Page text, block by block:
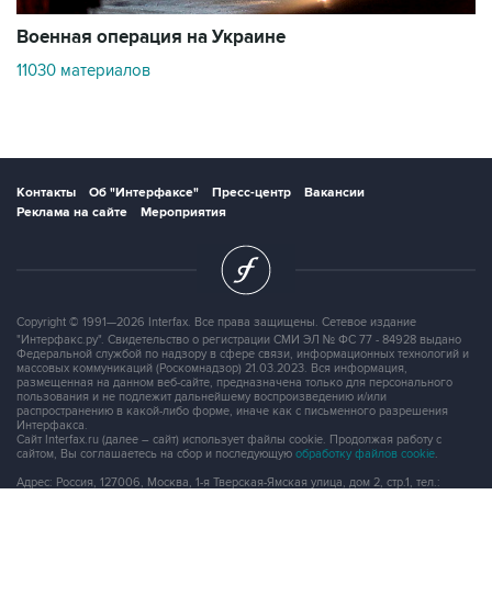
Военная операция на Украине
11030 материалов
Контакты Об "Интерфаксе" Пресс-центр
Вакансии
Реклама на сайте
Мероприятия
Copyright © 1991—2026 Interfax. Все права защищены. Сетевое издание
"Интерфакс.ру". Свидетельство о регистрации СМИ ЭЛ № ФС 77 - 84928 выдано
Федеральной службой по надзору в сфере связи, информационных технологий и
массовых коммуникаций (Роскомнадзор) 21.03.2023. Вся информация,
размещенная на данном веб-сайте, предназначена только для персонального
пользования и не подлежит дальнейшему воспроизведению и/или
распространению в какой-либо форме, иначе как с письменного разрешения
Интерфакса.
Сайт Interfax.ru (далее – сайт) использует файлы cookie. Продолжая работу с
сайтом, Вы соглашаетесь на сбор и последующую обработку файлов cookie
Адрес: Россия, 127006, Москва, 1-я Тверская-Ямская улица, дом 2, стр.1, тел.: